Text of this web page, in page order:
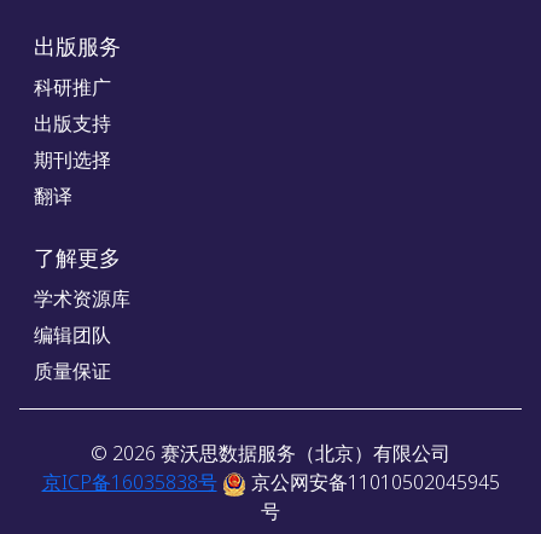
出版服务
科研推广
出版支持
期刊选择
翻译
了解更多
学术资源库
编辑团队
质量保证
© 2026 赛沃思数据服务（北京）有限公司
京ICP备16035838号
京公网安备11010502045945
号